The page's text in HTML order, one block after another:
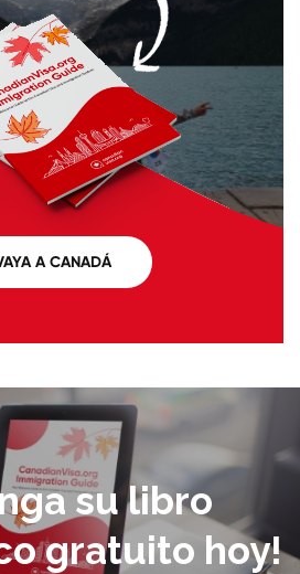
A CANADÁ
su libro
gratuito hoy!